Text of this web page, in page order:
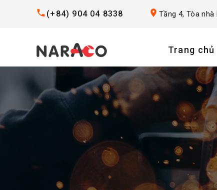
(+84) 904 04 8338 Tầng 4, Tòa nhà
Trang chủ